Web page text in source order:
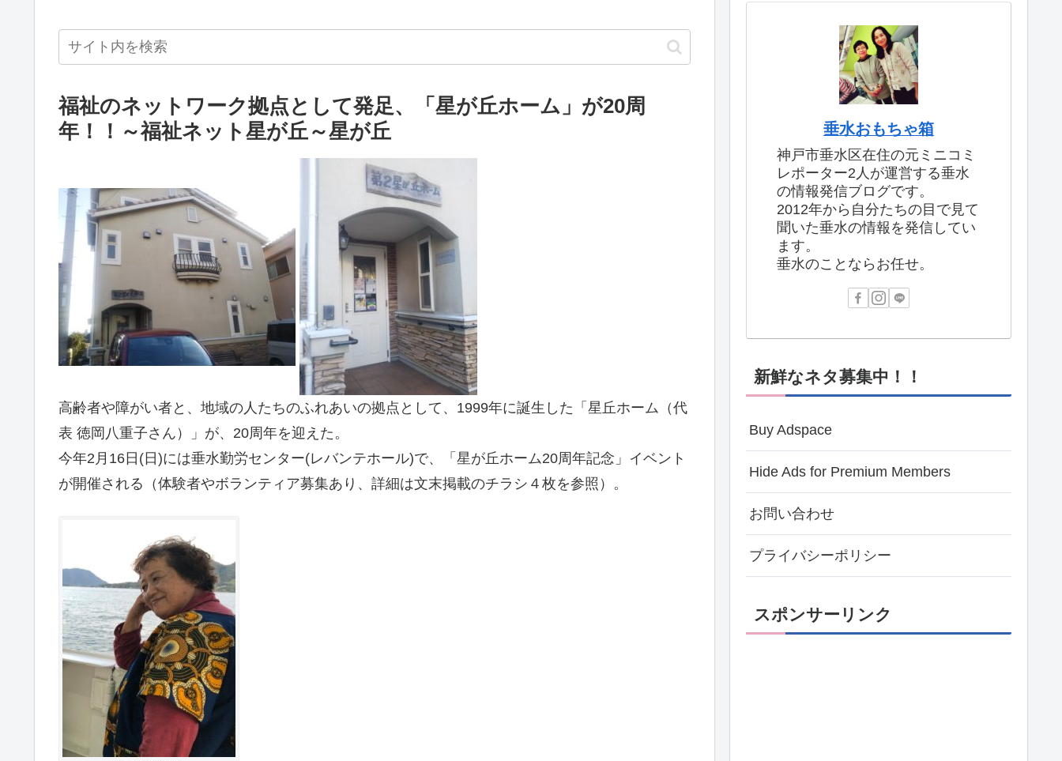
福祉のネットワーク拠点として発足、「星が丘ホーム」が20周
年！！～福祉ネット星が丘～星が丘
高齢者や障がい者と、地域の人たちのふれあいの拠点として、1999年に誕生した「星丘ホーム（代
表 徳岡八重子さん）」が、20周年を迎えた。
今年2月16日(日)には垂水勤労センター(レバンテホール)で、「星が丘ホーム20周年記念」イベント
が開催される（体験者やボランティア募集あり、詳細は文末掲載のチラシ４枚を参照）。
垂水おもちゃ箱
神戸市垂水区在住の元ミニコミ
レポーター2人が運営する垂水
の情報発信ブログです。
2012年から自分たちの目で見て
聞いた垂水の情報を発信してい
ます。
垂水のことならお任せ。
新鮮なネタ募集中！！
Buy Adspace
Hide Ads for Premium Members
お問い合わせ
プライバシーポリシー
スポンサーリンク